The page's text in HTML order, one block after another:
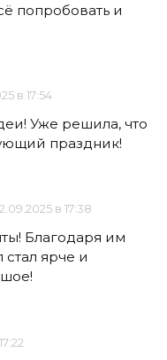
попробовать и
в 17:54
Уже решила, что
праздник!
в 17:38
Благодаря им
ярче и